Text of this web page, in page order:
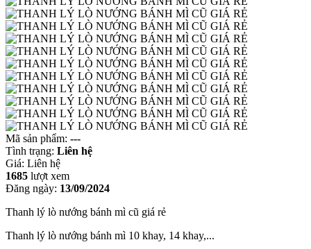
Mã sản phẩm: ---
Tình trạng: Liên hệ
Giá: Liên hệ
1685 lượt xem
Đăng ngày: 13/09/2024
Thanh lý lò nướng bánh mì cũ giá rẻ
Thanh lý lò nướng bánh mì 10 khay, 14 khay,...